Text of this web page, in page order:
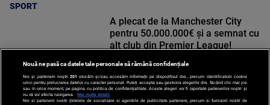
SPORT
SPORT
A plecat de la Manchester City
pentru 50.000.000€ și a semnat cu
alt club din Premier League!
Nouă ne pasă ca datele tale personale să rămână confidențiale
Noi și partenerii noștri 201 stocăm și/sau accesăm informații pe dispozitivul dvs., precum identificatorii cookie
unici pentru prelucrarea datelor cu caracter personal. Puteți accepta sau gestiona alegerile dvs. făcând clic mai jos
sau în orice moment, pe pagina cu politica de confidențialitate. Aceste alegeri vor fi raportate partenerilor noștri și
nu vă vor afecta navigarea.
Mai multe detalii
Noi si partenerii nostri (retelele de socializare si agentiile de publicitate partenere, precum si furnizorii nostri de